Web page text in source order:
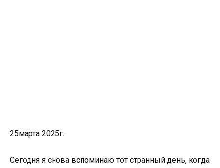
25марта 2025г.
Сегодня я снова вспоминаю тот странный день, когда